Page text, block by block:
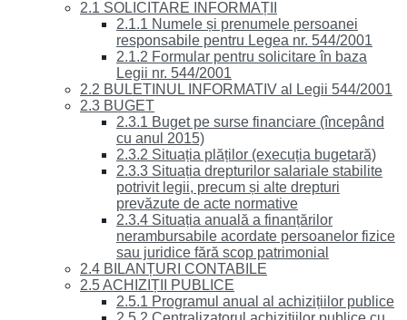
2.1 SOLICITARE INFORMAȚII
2.1.1 Numele și prenumele persoanei
responsabile pentru Legea nr. 544/2001
2.1.2 Formular pentru solicitare în baza
Legii nr. 544/2001
2.2 BULETINUL INFORMATIV al Legii 544/2001
2.3 BUGET
2.3.1 Buget pe surse financiare (începând
cu anul 2015)
2.3.2 Situația plăților (execuția bugetară)
2.3.3 Situația drepturilor salariale stabilite
potrivit legii, precum și alte drepturi
prevăzute de acte normative
2.3.4 Situația anuală a finanțărilor
nerambursabile acordate persoanelor fizice
sau juridice fără scop patrimonial
2.4 BILANȚURI CONTABILE
2.5 ACHIZIȚII PUBLICE
2.5.1 Programul anual al achizițiilor publice